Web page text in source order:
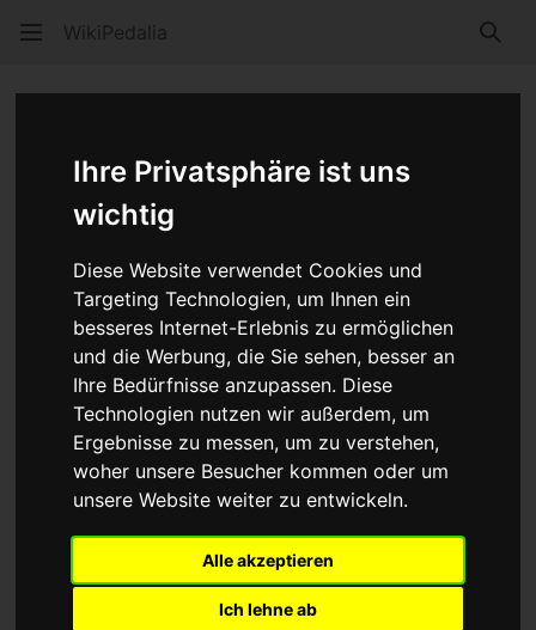
Ihre Privatsphäre ist uns
wichtig
Diese Website verwendet Cookies und
Targeting Technologien, um Ihnen ein
besseres Internet-Erlebnis zu ermöglichen
und die Werbung, die Sie sehen, besser an
Ihre Bedürfnisse anzupassen. Diese
Technologien nutzen wir außerdem, um
Ergebnisse zu messen, um zu verstehen,
woher unsere Besucher kommen oder um
unsere Website weiter zu entwickeln.
Alle akzeptieren
Ich lehne ab
WikiPedalia
Sprache
Das deutsche Unternehmen "Fichtel & Sachs", den
meisten einfach unterSachsbekannt, stellte seit dem
frühen 20. JahrhundertNabenschaltungenher. 1997
kaufte der amerikanische KonzernSRAMFichtel &
Sachs. Daher tragen neuere Naben seit dem neuen
Jahrtausend den Markennamen SRAM. SRAM stellte
2017 wegen geringer Nachfrage und der ansteigenden
Popularität vonPedelecsdie Herstellung von
Nabenschaltungen ein.
Mitte des 20. Jahrhunderts spezialisierte sich Sachs
auf Produkte für Nutzfahrräder: Zwei-Gang-
Rücktrittschaltungen, Drei-Gang-Naben und
Rücktrittbremsen.
Sturmey-Archer
hingegen hatte eine